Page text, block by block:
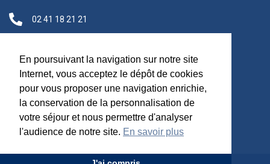
En poursuivant la navigation sur notre site
Internet, vous acceptez le dépôt de cookies
pour vous proposer une navigation enrichie,
la conservation de la personnalisation de
votre séjour et nous permettre d'analyser
l'audience de notre site. En savoir plus
02 41 18 21 21
Siège social
Maréchal Foch,
49100 Angers